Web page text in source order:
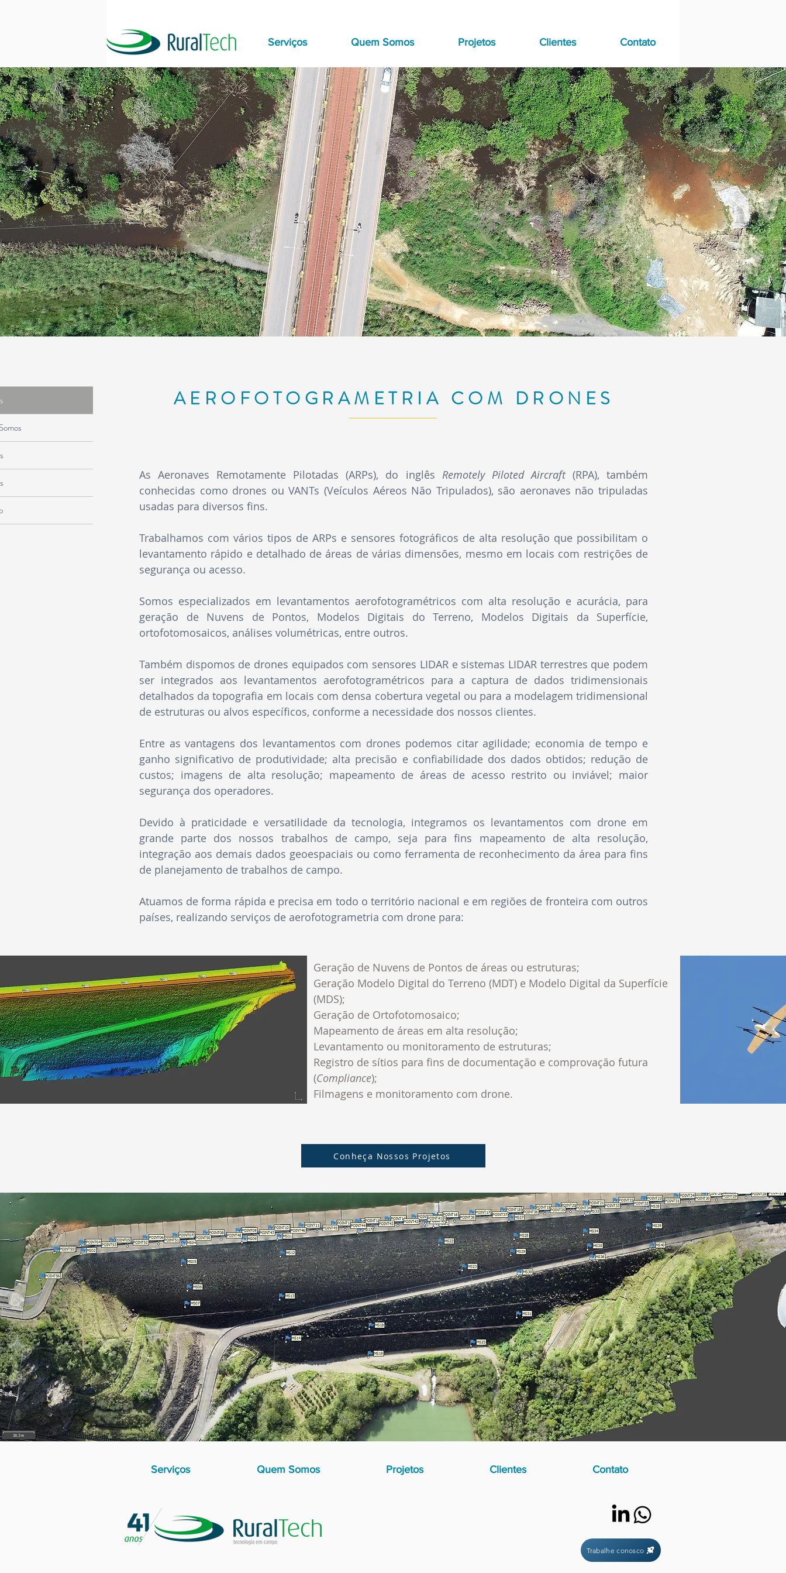
Serviços Quem Somos Projetos Clientes Contato
AEROFOTOGRAMETRIA COM DRONES
As Aeronaves Remotamente Pilotadas (ARPs), do inglês Remotely Piloted Aircraft (RPA), também
conhecidas como drones ou VANTs (Veículos Aéreos Não Tripulados), são aeronaves não tripuladas
usadas para diversos fins.
Trabalhamos com vários tipos de ARPs e sensores fotográficos de alta resolução que possibilitam o
levantamento rápido e detalhado de áreas de várias dimensões, mesmo em locais com restrições de
segurança ou acesso.
Somos especializados em levantamentos aerofotogramétricos com alta resolução e acurácia, para
geração de Nuvens de Pontos, Modelos Digitais do Terreno, Modelos Digitais da Superfície,
ortofotomosaicos, análises volumétricas, entre outros.
Também dispomos de drones equipados com sensores LIDAR e sistemas LIDAR terrestres que podem
ser integrados aos levantamentos aerofotogramétricos para a captura de dados tridimensionais
detalhados da topografia em locais com densa cobertura vegetal ou para a modelagem tridimensional
de estruturas ou alvos específicos, conforme a necessidade dos nossos clientes.
Entre as vantagens dos levantamentos com drones podemos citar agilidade; economia de tempo e
ganho significativo de produtividade; alta precisão e confiabilidade dos dados obtidos; redução de
custos; imagens de alta resolução; mapeamento de áreas de acesso restrito ou inviável; maior
segurança dos operadores.
Devido à praticidade e versatilidade da tecnologia, integramos os levantamentos com drone em
grande parte dos nossos trabalhos de campo, seja para fins mapeamento de alta resolução,
integração aos demais dados geoespaciais ou como ferramenta de reconhecimento da área para fins
de planejamento de trabalhos de campo.
Atuamos de forma rápida e precisa em todo o território nacional e em regiões de fronteira com outros
países, realizando serviços de aerofotogrametria com drone para:
Geração de Nuvens de Pontos de áreas ou estruturas;
Geração Modelo Digital do Terreno (MDT) e Modelo Digital da Superfície
(MDS);
Geração de Ortofotomosaico;
Mapeamento de áreas em alta resolução;
Levantamento ou monitoramento de estruturas;
Registro de sítios para fins de documentação e comprovação futura
(Compliance);
Filmagens e monitoramento com drone.
Conheça Nossos Projetos
Serviços Quem Somos Projetos Clientes Contato
Trabalhe conosco